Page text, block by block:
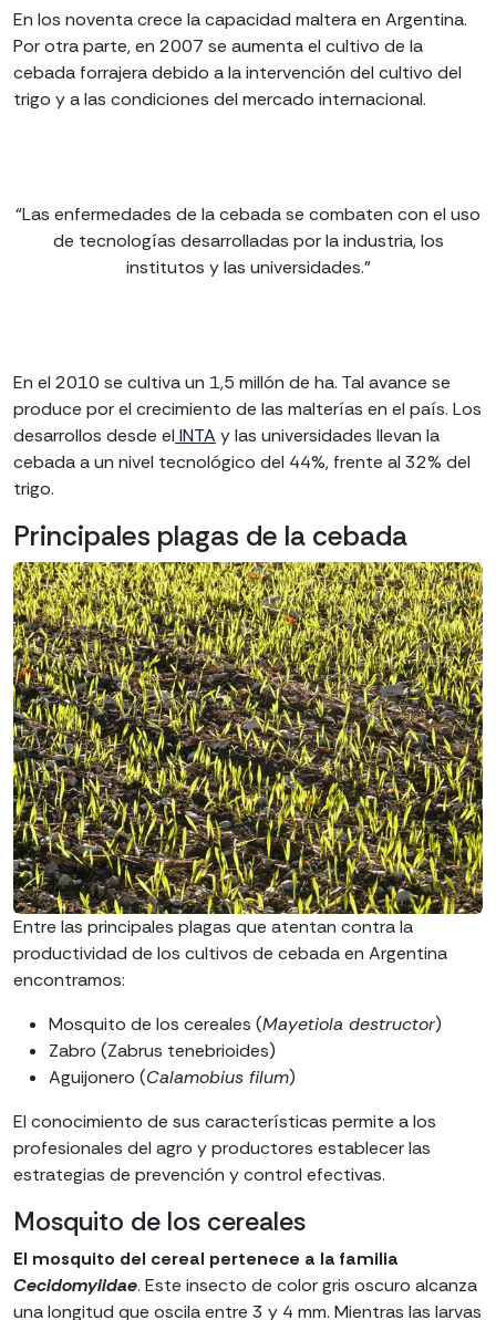
En los noventa crece la capacidad maltera en Argentina.
Por otra parte, en 2007 se aumenta el cultivo de la
cebada forrajera debido a la intervención del cultivo del
trigo y a las condiciones del mercado internacional.
“Las enfermedades de la cebada se combaten con el uso
de tecnologías desarrolladas por la industria, los
institutos y las universidades.”
En el 2010 se cultiva un 1,5 millón de ha. Tal avance se
produce por el crecimiento de las malterías en el país. Los
desarrollos desde el INTA y las universidades llevan la
cebada a un nivel tecnológico del 44%, frente al 32% del
trigo.
Principales plagas de la cebada
Entre las principales plagas que atentan contra la
productividad de los cultivos de cebada en Argentina
encontramos:
Mosquito de los cereales (Mayetiola destructor)
Zabro (Zabrus tenebrioides)
Aguijonero (Calamobius filum)
El conocimiento de sus características permite a los
profesionales del agro y productores establecer las
estrategias de prevención y control efectivas.
Mosquito de los cereales
El mosquito del cereal pertenece a la familia
Cecidomyiidae. Este insecto de color gris oscuro alcanza
una longitud que oscila entre 3 y 4 mm. Mientras las larvas